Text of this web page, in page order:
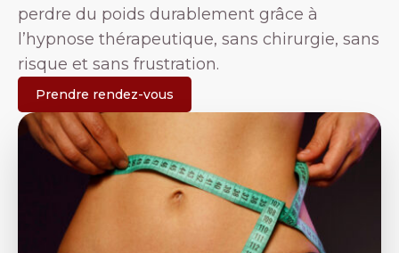
perdre du poids durablement grâce à
l’hypnose thérapeutique, sans chirurgie, sans
risque et sans frustration.
Prendre rendez-vous